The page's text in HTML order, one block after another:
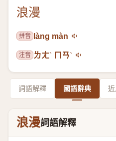
浪漫
拼音 làng màn
注音 ㄌㄤˋ ㄇㄢˋ
詞語解釋 國語辭典
浪漫詞語解釋